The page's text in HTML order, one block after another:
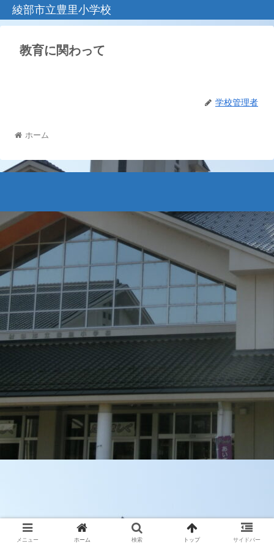
綾部市立豊里小学校
教育に関わって
学校管理者
ホーム
メニュー ホーム 検索 トップ サイドバー